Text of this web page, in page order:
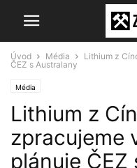
Úvod Média
Lithium z
ČEZ s Australany
Média
Lithium z
zpracujeme
plánuje